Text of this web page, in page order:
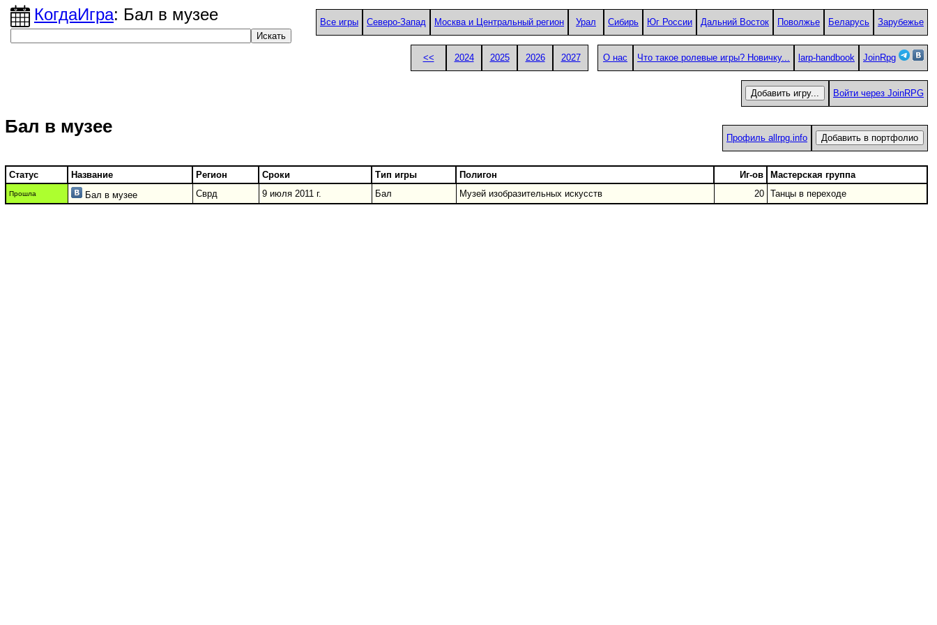
КогдаИгра: Бал в музее Все игры Северо-Запад Москва и Центральный регион Урал Сибирь Юг России Дальний Восток Поволжье Беларусь Зарубежье
<< 2024 2025 2026 2027 О нас Что такое ролевые игры? Новичку... larp-handbook JoinRpg
Войти через JoinRPG
Бал в музее
Профиль allrpg.info
Статус Название Регион Сроки Тип игры Полигон Иг-ов Мастерская группа
Прошла Бал в музее Сврд 9 июля 2011 г. Бал Музей изобразительных искусств 20 Танцы в переходе